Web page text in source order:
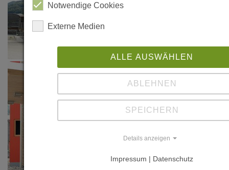
Notwendige Cookies
Externe Medien
ALLE AUSWÄHLEN
ABLEHNEN
SPEICHERN
Details anzeigen
Impressum | Datenschutz